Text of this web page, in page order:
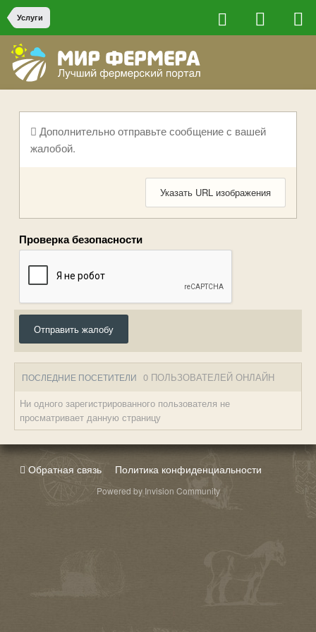
Услуги
Дополнительно отправьте сообщение с вашей
жалобой.
Указать URL изображения
Проверка безопасности
Отправить жалобу
ПОСЛЕДНИЕ ПОСЕТИТЕЛИ 0 ПОЛЬЗОВАТЕЛЕЙ ОНЛАЙН
Ни одного зарегистрированного пользователя не
просматривает данную страницу
Обратная связь Политика конфиденциальности
Powered by Invision Community